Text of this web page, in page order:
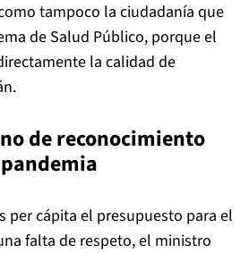
tampoco la ciudadanía que
de Salud Público, porque el
la calidad de
de reconocimiento
per cápita el presupuesto para el
falta de respeto, el ministro